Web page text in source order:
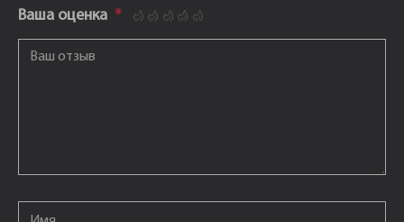
Ваша оценка * 12345
Ваш отзыв*